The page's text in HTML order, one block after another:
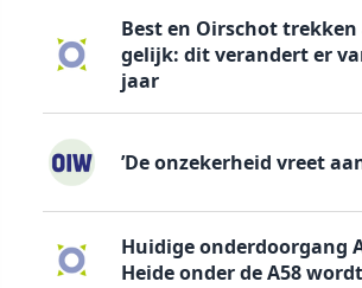
Best en Oirschot
gelijk: dit verandert er
jaar
’De onzekerheid vreet
Huidige onderdoorgang
Heide onder de A58